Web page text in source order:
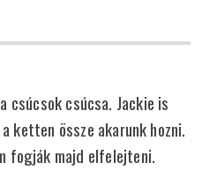
csúcsok csúcsa. Jackie is
ketten össze akarunk hozni.
fogják majd elfelejteni.